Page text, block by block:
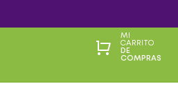
MI
CARRITO
DE
COMPRAS